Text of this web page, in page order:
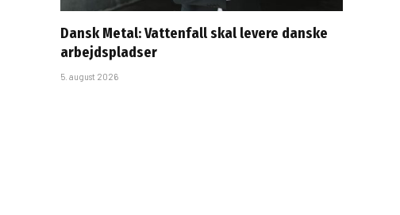
Dansk Metal: Vattenfall skal levere danske
arbejdspladser
5. august 2026